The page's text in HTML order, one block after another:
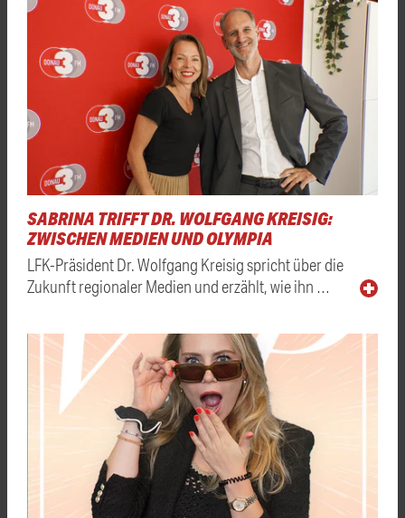
SABRINA TRIFFT DR. WOLFGANG KREISIG:
ZWISCHEN MEDIEN UND OLYMPIA
LFK-Präsident Dr. Wolfgang Kreisig spricht über die
Zukunft regionaler Medien und erzählt, wie ihn …